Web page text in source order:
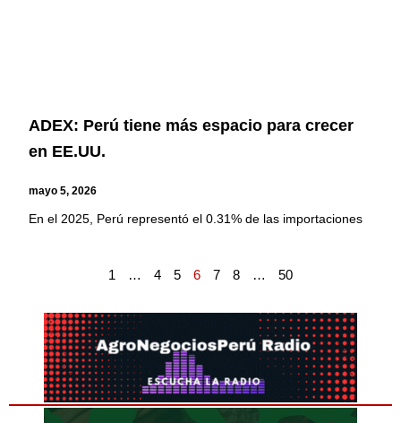
ADEX: Perú tiene más espacio para crecer
en EE.UU.
mayo 5, 2026
En el 2025, Perú representó el 0.31% de las importaciones
1 … 4 5 6 7 8 … 50